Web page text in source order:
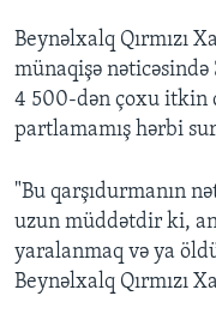
Beynəlxalq Qırmızı
münaqişə
4 500-dən çoxu itkin
partlamamış hərbi
"Bu qarşıdurmanın
uzun müddətdir ki,
yaralanmaq və ya
Beynəlxalq Qırmızı